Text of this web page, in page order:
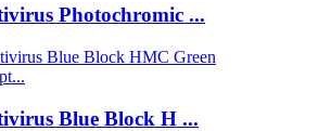
Photochromic ...
Blue Block H ...